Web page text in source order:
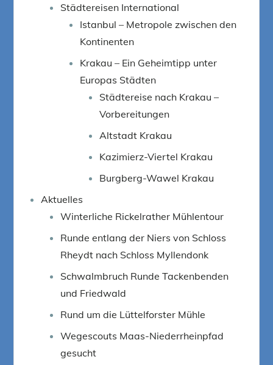
Städtereisen International
Istanbul – Metropole zwischen den
Kontinenten
Krakau – Ein Geheimtipp unter
Europas Städten
Städtereise nach Krakau –
Vorbereitungen
Altstadt Krakau
Kazimierz-Viertel Krakau
Burgberg-Wawel Krakau
Aktuelles
Winterliche Rickelrather Mühlentour
Runde entlang der Niers von Schloss
Rheydt nach Schloss Myllendonk
Schwalmbruch Runde Tackenbenden
und Friedwald
Rund um die Lüttelforster Mühle
Wegescouts Maas-Niederrheinpfad
gesucht